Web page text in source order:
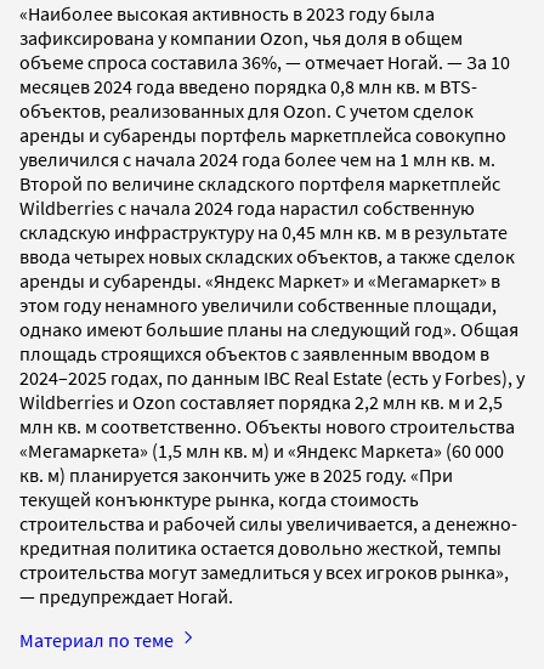
«Наиболее высокая активность в 2023 году была
зафиксирована у компании Ozon, чья доля в общем
объеме спроса составила 36%, — отмечает Ногай. — За 10
месяцев 2024 года введено порядка 0,8 млн кв. м BTS-
объектов, реализованных для Ozon. С учетом сделок
аренды и субаренды портфель маркетплейса совокупно
увеличился с начала 2024 года более чем на 1 млн кв. м.
Второй по величине складского портфеля маркетплейс
Wildberries с начала 2024 года нарастил собственную
складскую инфраструктуру на 0,45 млн кв. м в результате
ввода четырех новых складских объектов, а также сделок
аренды и субаренды. «Яндекс Маркет» и «Мегамаркет» в
этом году ненамного увеличили собственные площади,
однако имеют большие планы на следующий год». Общая
площадь строящихся объектов с заявленным вводом в
2024–2025 годах, по данным IBC Real Estate (есть у Forbes), у
Wildberries и Ozon составляет порядка 2,2 млн кв. м и 2,5
млн кв. м соответственно. Объекты нового строительства
«Мегамаркета» (1,5 млн кв. м) и «Яндекс Маркета» (60 000
кв. м) планируется закончить уже в 2025 году. «При
текущей конъюнктуре рынка, когда стоимость
строительства и рабочей силы увеличивается, а денежно-
кредитная политика остается довольно жесткой, темпы
строительства могут замедлиться у всех игроков рынка»,
— предупреждает Ногай.
Материал по теме